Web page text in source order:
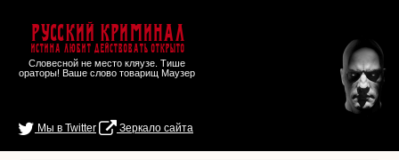
Русский Криминал
Истина любит действовать открыто
Словесной не место кляузе. Тише
ораторы! Ваше слово товарищ Маузер
Мы в Twitter Зеркало сайта